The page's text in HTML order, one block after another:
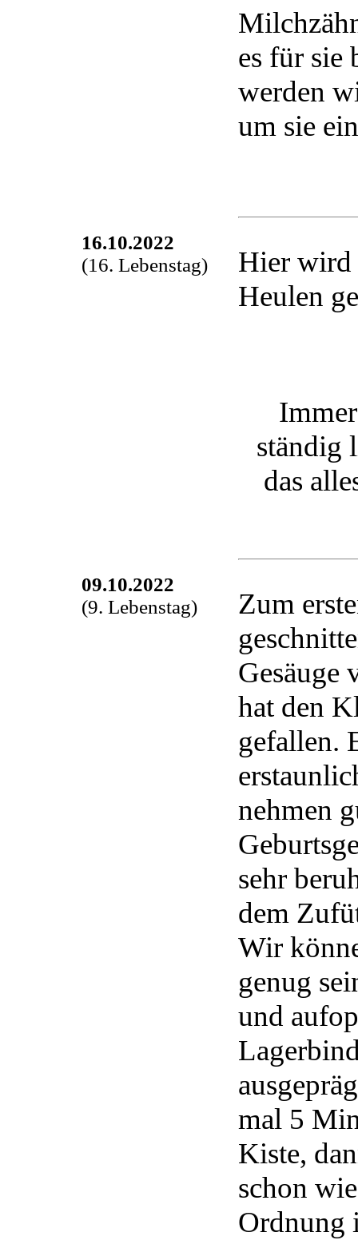
es für sie
werden
um sie
16.10.2022
(16. Lebenstag)
Hier wird
Heulen
ständig
das
09.10.2022
(9. Lebenstag)
Zum
Gesäuge
hat den
gefallen.
nehmen
sehr
dem
Wir
genug
und
mal 5
Kiste,
schon
Ordnung